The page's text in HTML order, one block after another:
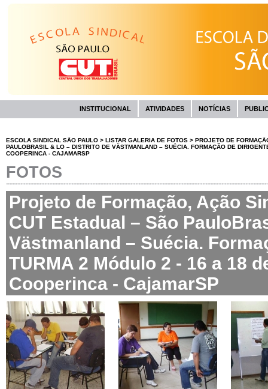
INSTITUCIONAL ATIVIDADES NOTÍCIAS
ESCOLA SINDICAL SÃO PAULO > LISTAR GALERIA DE FOTOS > PROJETO DE
PAULOBRASIL & LO – DISTRITO DE VÄSTMANLAND – SUÉCIA. FORMAÇÃO DE
COOPERINCA - CAJAMARSP
FOTOS
Projeto de Formação, Ação
CUT Estadual – São
Västmanland – Suécia.
TURMA 2 Módulo 2 - 16 a 18
Cooperinca - CajamarSP